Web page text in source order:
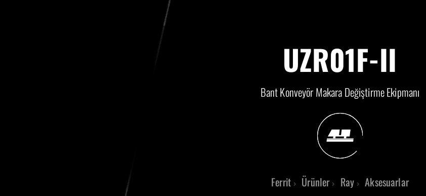
UZR01F-II
Bant Konveyör Makara Değiştirme Ekipmanı
Ferrit Ürünler Ray Aksesuarlar